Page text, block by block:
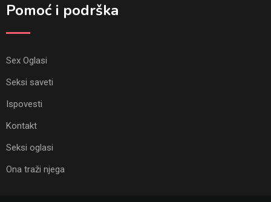
Pomoć i podrška
Sex Oglasi
Seksi saveti
Ispovesti
Kontakt
Seksi oglasi
Ona traži njega